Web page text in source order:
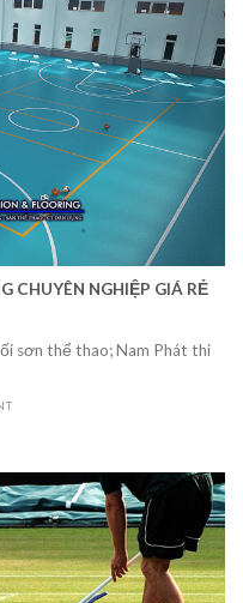
CHUYÊN NGHIỆP GIÁ RẺ
sơn thể thao; Nam Phát thi